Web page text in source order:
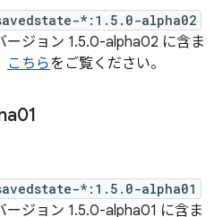
*:1.5.0-alpha02
ージョン 1.5.0-alpha02 に含ま
こちらをご覧ください。
*:1.5.0-alpha01
ジョン 1.5.0-alpha01 に含ま